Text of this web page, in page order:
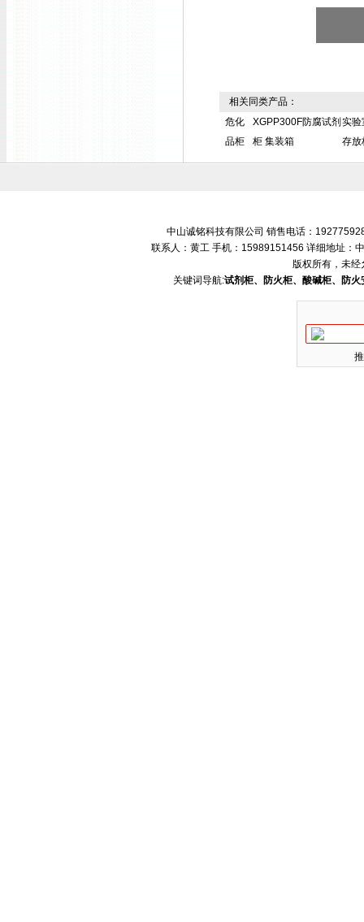
相关同类产品：
危化
品柜
XGPP300F防腐试剂
柜 集装箱
实验
存放
中山诚铭科技有限公司 销售电话：
联系人：黄工 手机：15989151456 详细地址：
版权所有，未经
关键词导航:试剂柜、防火柜、酸碱柜、防